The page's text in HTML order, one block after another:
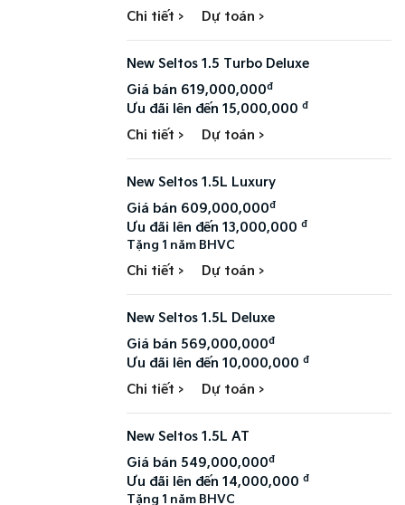
Chi tiết > Dự toán >
New Seltos 1.5 Turbo Deluxe
Giá bán 619,000,000đ
Ưu đãi lên đến 15,000,000đ
Chi tiết > Dự toán >
New Seltos 1.5L Luxury
Giá bán 609,000,000đ
Ưu đãi lên đến 13,000,000đ
Tặng 1 năm BHVC
Chi tiết > Dự toán >
New Seltos 1.5L Deluxe
Giá bán 569,000,000đ
Ưu đãi lên đến 10,000,000đ
Chi tiết > Dự toán >
New Seltos 1.5L AT
Giá bán 549,000,000đ
Ưu đãi lên đến 14,000,000đ
Tặng 1 năm BHVC